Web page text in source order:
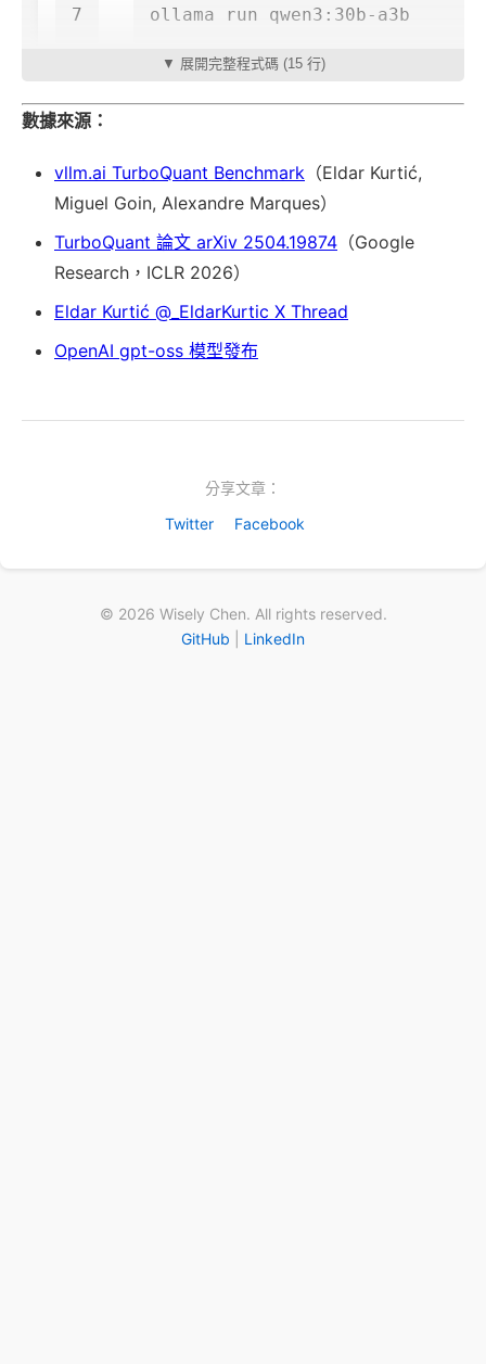
▼ 展開完整程式碼 (15 行)
數據來源：
vllm.ai TurboQuant Benchmark （Eldar Kurtić,
Miguel Goin, Alexandre Marques）
TurboQuant 論文 arXiv 2504.19874 （Google
Research，ICLR 2026）
Eldar Kurtić @_EldarKurtic X Thread
OpenAI gpt-oss 模型發布
分享文章：
Twitter
Facebook
© 2026 Wisely Chen. All rights reserved.
GitHub
LinkedIn